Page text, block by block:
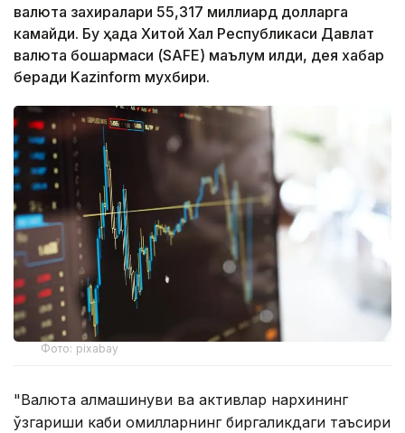
валюта захиралари 55,317 миллиард долларга
камайди. Бу ҳақда Хитой Халқ Республикаси Давлат
валюта бошқармаси (SAFE) маълум қилди, дея хабар
беради Kazinform мухбири.
Фото: pixabay
"Валюта алмашинуви ва активлар нархининг
ўзгариши каби омилларнинг биргаликдаги таъсири